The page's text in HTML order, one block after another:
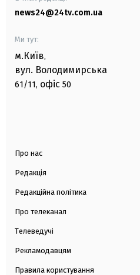
news24@24tv.com.ua
Ми тут:
м.Київ,
вул. Володимирська
61/11, офіс 50
Про нас
Редакція
Редакційна політика
Про телеканал
Телеведучі
Рекламодавцям
Правила користування